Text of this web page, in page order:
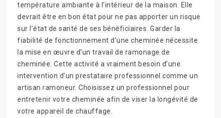
température ambiante à l’intérieur de la maison. Elle
devrait être en bon état pour ne pas apporter un risque
sur l’état de santé de ses bénéficiaires. Garder la
fiabilité de fonctionnement d’une cheminée nécessite
la mise en œuvre d’un travail de ramonage de
cheminée. Cette activité a vraiment besoin d’une
intervention d’un prestataire professionnel comme un
artisan ramoneur. Choisissez un professionnel pour
entretenir votre cheminée afin de viser la longévité de
votre appareil de chauffage.